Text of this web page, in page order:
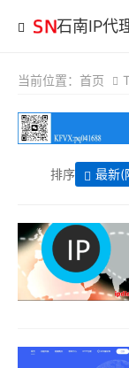
石南IP代
当前位置： 首页
排序 最新(